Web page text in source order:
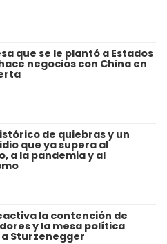
que se le plantó a Estados
negocios con China en
de quiebras y un
que ya supera al
a la pandemia y al
la contención de
y la mesa política
Sturzenegger